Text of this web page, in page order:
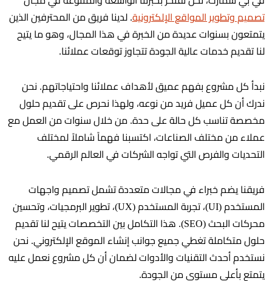
تصميم وتطوير المواقع الإلكترونية. لدينا فريق من المحترفين الذين
يتمتعون بسنوات عديدة من الخبرة في هذا المجال، وهو ما يتيح
لنا تقديم خدمات عالية الجودة تتجاوز توقعات عملائنا.
نبدأ كل مشروع بفهم عميق لأهداف عملائنا واحتياجاتهم. نحن
ندرك أن كل عميل فريد من نوعه، ولهذا نحرص على تقديم حلول
مخصصة تناسب كل حالة على حدة. من خلال سنوات من العمل مع
عملاء من مختلف الصناعات، اكتسبنا فهماً شاملاً لمختلف
التحديات والفرص التي تواجه الشركات في العالم الرقمي.
فريقنا يضم خبراء في مجالات متعددة تشمل تصميم واجهات
المستخدم (UI)، تجربة المستخدم (UX)، تطوير البرمجيات، وتحسين
محركات البحث (SEO). هذا التكامل بين التخصصات يتيح لنا تقديم
حلول متكاملة تغطي جميع جوانب إنشاء الموقع الإلكتروني. نحن
نستخدم أحدث التقنيات والأدوات لضمان أن كل مشروع نعمل عليه
يتمتع بأعلى مستوى من الجودة.